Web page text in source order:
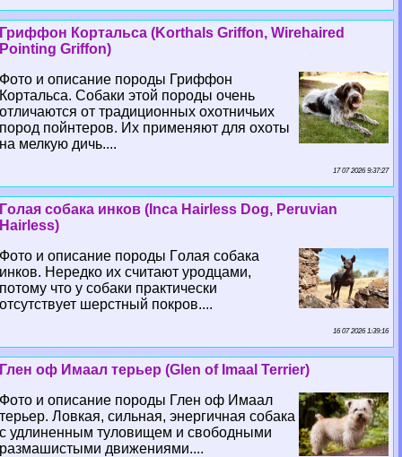
Гриффон Кортальса (Korthals Griffon, Wirehaired
Pointing Griffon)
Фото и описание породы Гриффон
Кортальса. Собаки этой породы очень
отличаются от традиционных охотничьих
пород пойнтеров. Их применяют для охоты
на мелкую дичь....
17 07 2026 9:37:27
Гoлая собака инков (Inca Hairless Dog, Peruvian
Hairless)
Фото и описание породы Гoлая собака
инков. Нередко их считают уpoдцами,
потому что у собаки пpaктически
отсутствует шерстный покров....
16 07 2026 1:39:16
Глен оф Имаал терьер (Glen of Imaal Terrier)
Фото и описание породы Глен оф Имаал
терьер. Ловкая, сильная, энергичная собака
с удлиненным туловищем и свободными
размашистыми движениями....